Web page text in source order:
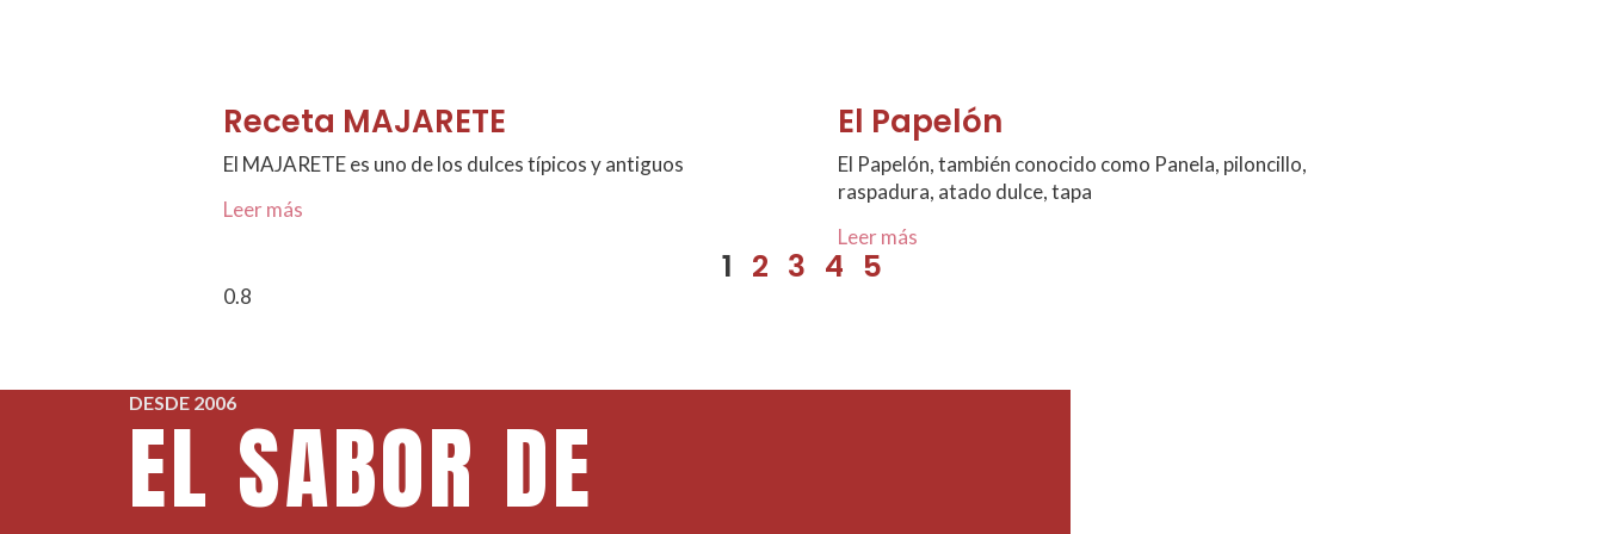
Receta MAJARETE
El MAJARETE es uno de los dulces típicos y antiguos
Leer más
El Papelón
El Papelón, también conocido como Panela, piloncillo,
raspadura, atado dulce, tapa
Leer más
1 2 3 4 5
DESDE 2006
EL SABOR DE